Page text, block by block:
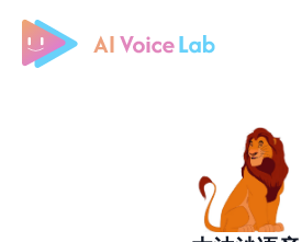
Free AI Cover & AI Voice Over